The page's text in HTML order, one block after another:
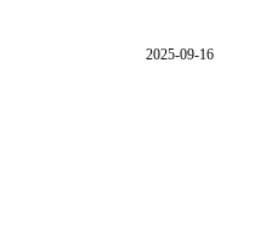
2025-09-16